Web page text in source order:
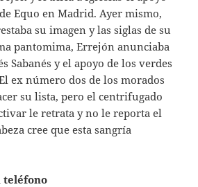
Equo en Madrid. Ayer mismo,
su imagen y las siglas de su
pantomima, Errejón anunciaba
Sabanés y el apoyo de los verdes
ex número dos de los morados
su lista, pero el centrifugado
le retrata y no le reporta el
cree que esta sangría
teléfono